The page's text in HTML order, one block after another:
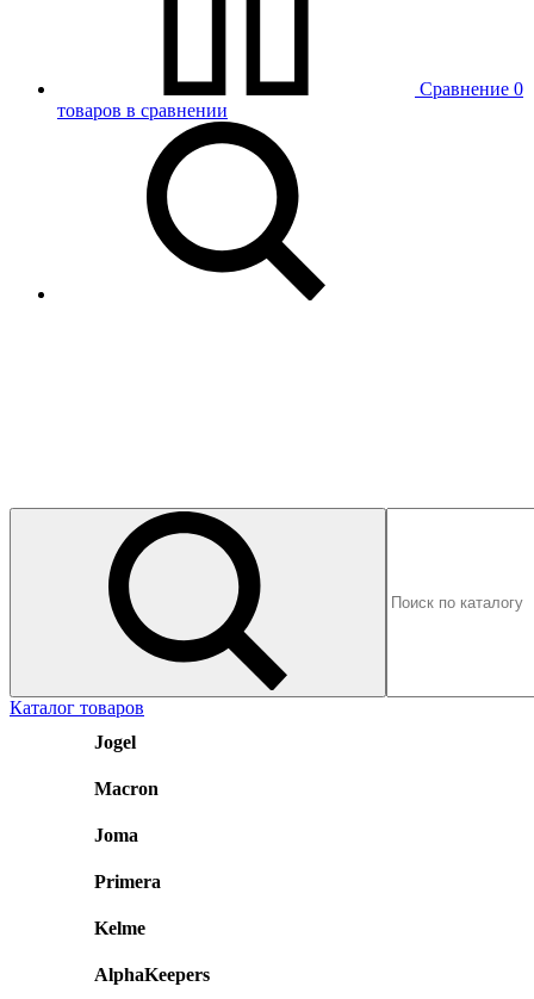
Сравнение 0
товаров в сравнении
Каталог товаров
Jogel
Macron
Joma
Primera
Kelme
AlphaKeepers